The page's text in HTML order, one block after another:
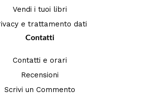
Vendi i tuoi libri
e trattamento dati
Contatti
Contatti e orari
Recensioni
Scrivi un Commento